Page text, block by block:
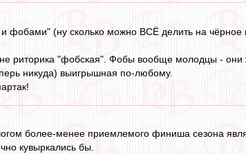
фобами" (ну сколько можно ВСЁ делить на
риторика "фобская". Фобы вообще молодцы - они
никуда) выигрышная по-любому.
более-менее приемлемого финиша сезона
кувыркались бы.